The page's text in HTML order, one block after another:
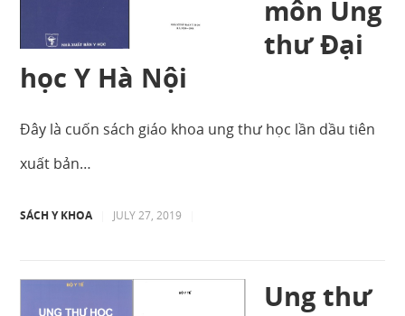
môn Ung
thư Đại
học Y Hà Nội
Đây là cuốn sách giáo khoa ung thư học lần dầu tiên
xuất bản…
SÁCH Y KHOA JULY 27, 2019
Ung thư